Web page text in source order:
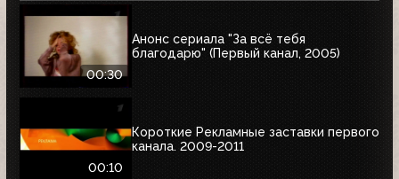
00:30
Анонс сериала "За всё тебя
благодарю" (Первый канал, 2005)
00:10
Короткие Рекламные заставки первого
канала. 2009-2011